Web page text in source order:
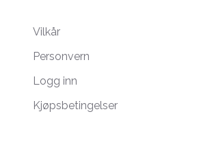
Vilkår
Personvern
Logg inn
Kjøpsbetingelser